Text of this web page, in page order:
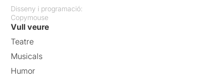
Disseny i programació:
Copymouse
Vull veure
Teatre
Musicals
Humor